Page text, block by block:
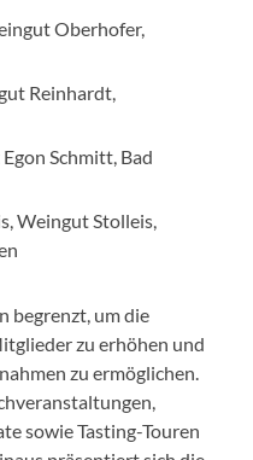
Oberhofer,
Reinhardt,
Schmitt, Bad
Weingut Stolleis,
begrenzt, um die
zu erhöhen und
zu ermöglichen.
sowie Tasting-Touren